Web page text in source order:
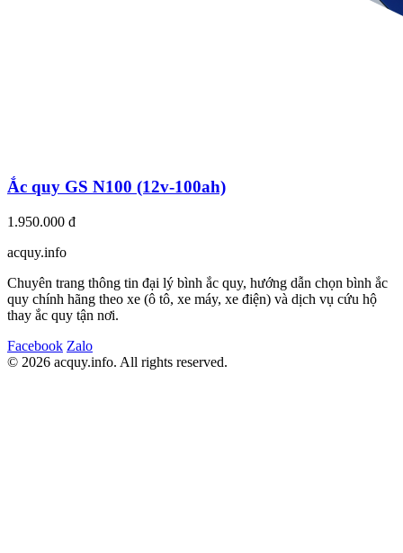
Ắc quy GS N100 (12v-100ah)
1.950.000 đ
acquy.info
Chuyên trang thông tin đại lý bình ắc quy, hướng dẫn chọn bình ắc
quy chính hãng theo xe (ô tô, xe máy, xe điện) và dịch vụ cứu hộ
thay ắc quy tận nơi.
Facebook Zalo
© 2026 acquy.info. All rights reserved.